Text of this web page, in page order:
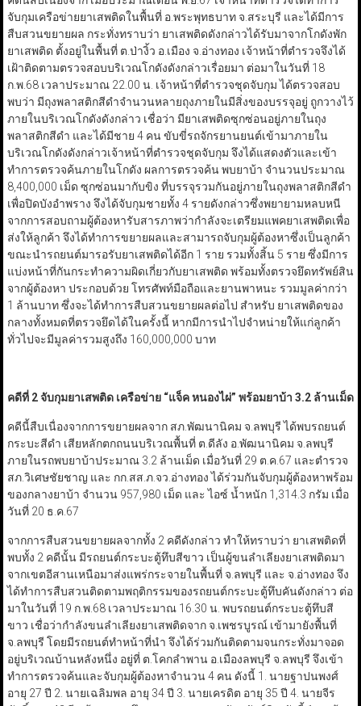
จับกุมเครือข่ายยาเสพติดในพื้นที่ อ.พระพุทธบาท จ.สระบุรี และได้มีการ
สืบสวนขยายผล กระทั่งทราบว่า ยาเสพติดดังกล่าวได้รับมาจากโกดังพัก
ยาเสพติด ตั้งอยู่ในพื้นที่ ต.ป่างิ้ว อ.เมือง จ.อ่างทอง เจ้าหน้าที่ตำรวจจึงได้
เฝ้าติดตามตรวจสอบบริเวณโกดังดังกล่าวเรื่อยมา ต่อมาในวันที่ 18
ก.พ.68 เวลาประมาณ 22.00 น. เจ้าหน้าที่ตำรวจชุดจับกุม ได้ตรวจสอบ
พบว่า มีถุงพลาสติกสีดำจำนวนหลายถุงภายในมีสิ่งของบรรจุอยู่ ถูกวางไว้
ภายในบริเวณโกดังดังกล่าว เชื่อว่า มียาเสพติดซุกซ่อนอยู่ภายในถุง
พลาสติกสีดำ และได้มีชาย 4 คน ขับขี่รถจักรยานยนต์เข้ามาภายใน
บริเวณโกดังดังกล่าวเจ้าหน้าที่ตำรวจชุดจับกุม จึงได้แสดงตัวและเข้า
ทำการตรวจค้นภายในโกดัง ผลการตรวจค้น พบยาบ้า จำนวนประมาณ
8,400,000 เม็ด ซุกซ่อนมากับขิง ที่บรรจุรวมกันอยู่ภายในถุงพลาสติกสีดำ
เพื่อปิดบังอำพราง จึงได้จับกุมชายทั้ง 4 รายดังกล่าวซึ่งพยายามหลบหนี
จากการสอบถามผู้ต้องหารับสารภาพว่ากำลังจะเตรียมแพคยาเสพติดเพื่อ
ส่งให้ลูกค้า จึงได้ทำการขยายผลและสามารถจับกุมผู้ต้องหาซึ่งเป็นลูกค้า
ขณะนำรถยนต์มารอรับยาเสพติดได้อีก 1 ราย รวมทั้งสิ้น 5 ราย ซึ่งมีการ
แบ่งหน้าที่กันกระทำความผิดเกี่ยวกับยาเสพติด พร้อมทั้งตรวจยึดทรัพย์สิน
จากผู้ต้องหา ประกอบด้วย โทรศัพท์มือถือและยานพาหนะ รวมมูลค่ากว่า
1 ล้านบาท ซึ่งจะได้ทำการสืบสวนขยายผลต่อไป สำหรับ ยาเสพติดของ
กลางทั้งหมดที่ตรวจยึดได้ในครั้งนี้ หากมีการนำไปจำหน่ายให้แก่ลูกค้า
ทั่วไปจะมีมูลค่ารวมสูงถึง 160,000,000 บาท
คดีที่ 2 จับกุมยาเสพติด เครือข่าย “แจ็ค หนองไผ่” พร้อมยาบ้า 3.2 ล้านเม็ด
คดีนี้สืบเนื่องจากการขยายผลจาก สภ.พัฒนานิคม จ.ลพบุรี ได้พบรถยนต์
กระบะสีดำ เสียหลักตกถนนบริเวณพื้นที่ ต.ดีลัง อ.พัฒนานิคม จ.ลพบุรี
ภายในรถพบยาบ้าประมาณ 3.2 ล้านเม็ด เมื่อวันที่ 29 ต.ค.67 และตำรวจ
สภ.วิเศษชัยชาญ และ กก.สส.ภ.จว.อ่างทอง ได้ร่วมกันจับกุมผู้ต้องหาพร้อม
ของกลางยาบ้า จำนวน 957,980 เม็ด และ ไอซ์ น้ำหนัก 1,314.3 กรัม เมื่อ
วันที่ 20 ธ.ค.67
จากการสืบสวนขยายผลจากทั้ง 2 คดีดังกล่าว ทำให้ทราบว่า ยาเสพติดที่
พบทั้ง 2 คดีนั้น มีรถยนต์กระบะตู้ทึบสีขาว เป็นผู้ขนลำเลียงยาเสพติดมา
จากเขตอีสานเหนือมาส่งแพร่กระจายในพื้นที่ จ.ลพบุรี และ จ.อ่างทอง จึง
ได้ทำการสืบสวนติดตามพฤติกรรมของรถยนต์กระบะตู้ทึบคันดังกล่าว ต่อ
มาในวันที่ 19 ก.พ.68 เวลาประมาณ 16.30 น. พบรถยนต์กระบะตู้ทึบสี
ขาว เชื่อว่ากำลังขนลำเลียงยาเสพติดจาก จ.เพชรบูรณ์ เข้ามายังพื้นที่
จ.ลพบุรี โดยมีรถยนต์ทำหน้าที่นำ จึงได้ร่วมกันติดตามจนกระทั่งมาจอด
อยู่บริเวณบ้านหลังหนึ่ง อยู่ที่ ต.โคกลำพาน อ.เมืองลพบุรี จ.ลพบุรี จึงเข้า
ทำการตรวจค้นและจับกุมผู้ต้องหาจำนวน 4 คน ดังนี้ 1. นายฐาปนพงศ์
อายุ 27 ปี 2. นายเฉลิมพล อายุ 34 ปี 3. นายเครดิต อายุ 35 ปี 4. นายจีร